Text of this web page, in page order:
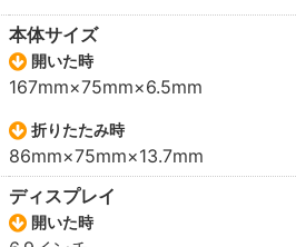
本体サイズ
開いた時
167mm×75mm×6.5mm
折りたたみ時
86mm×75mm×13.7mm
ディスプレイ
開いた時